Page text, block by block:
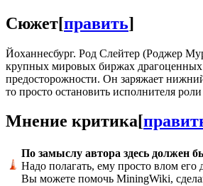
Сюжет[править]
Йоханнесбург. Род Слейтер (Роджер
крупных мировых биржах драгоценных
предосторожности. Он заряжает
то просто остановить исполнителя
Мнение критика[
По замыслу автора здесь должен
Надо полагать, ему просто влом его
Вы можете помочь MiningWiki,